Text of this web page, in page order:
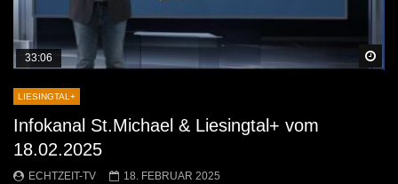
33:06
LIESINGTAL+
Infokanal St.Michael & Liesingtal+ vom
18.02.2025
ECHTZEIT-TV 18. FEBRUAR 2025